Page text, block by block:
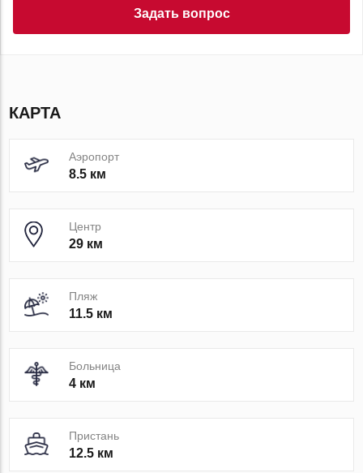
Задать вопрос
КАРТА
Аэропорт
8.5 км
Центр
29 км
Пляж
11.5 км
Больница
4 км
Пристань
12.5 км